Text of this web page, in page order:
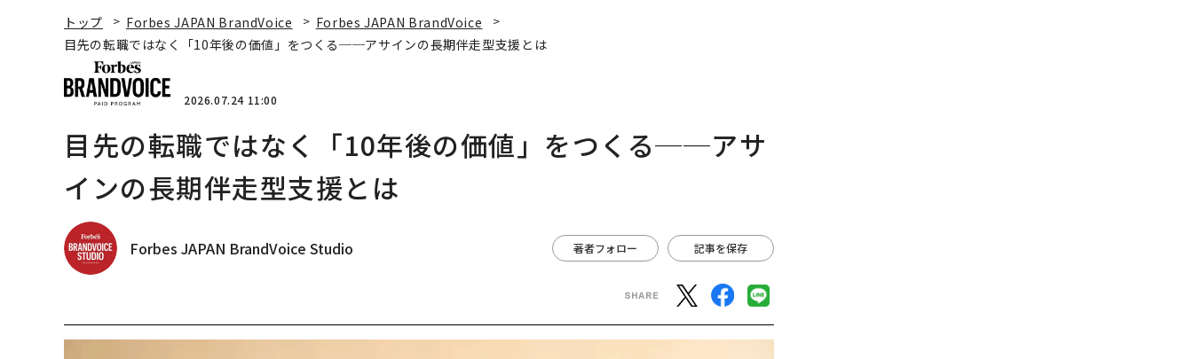
トップ Forbes JAPAN BrandVoice
Forbes JAPAN BrandVoice
目先の転職ではなく「10年後の価値」をつくる──アサインの長期伴走型支援とは
2026.07.24 11:00
目先の転職ではなく「10年後の価値」をつくる──アサ
インの長期伴走型支援とは
Forbes JAPAN BrandVoice Studio 著者フォロー 記事を保存